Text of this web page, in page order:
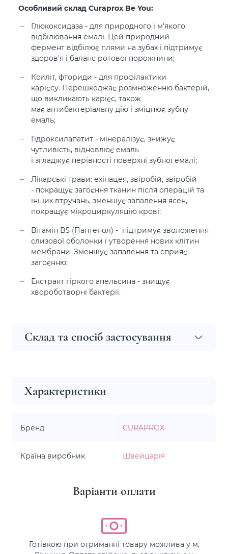
Особливий склад Curaprox Be You:
Глюкоксидаза - для природного і м'якого
відбілювання емалі. Цей природний
фермент відбілює плями на зубах і підтримує
здоров'я і баланс ротової порожнини;
Ксиліт, фториди - для профілактики
карієсу. Перешкоджає розмноженню бактерій,
що викликають карієс, також
має антибактеріальну дію і зміцнює зубну
емаль;
Гідроксилапатит - мінералізує, знижує
чутливість, відновлює емаль
і згладжує нерівності поверхні зубної емалі;
Лікарські трави: ехінацея, звіробій, звіробій
- покращує загоєння тканин після операцій та
інших втручань, зменшує запалення ясен,
покращує мікроциркуляцію крові;
Вітамін B5 (Пантенол) - підтримує зволоження
слизової оболонки і утворення нових клітин
мембрани. Зменшує запалення та сприяє
загоєнню;
Екстракт гіркого апельсина - знищує
хвороботворні бактерії.
Склад та спосіб застосування
Характеристики
Бренд CURAPROX
Країна виробник Швейцарія
Варіанти оплати
Готівкою при отриманні товару можлива у м.